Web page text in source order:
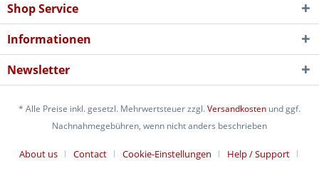
Shop Service
Informationen
Newsletter
* Alle Preise inkl. gesetzl. Mehrwertsteuer zzgl.Versandkosten und ggf.
Nachnahmegebühren, wenn nicht anders beschrieben
About us Contact Cookie-Einstellungen
Help / Support